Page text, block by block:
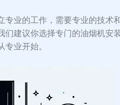
专业的工作，需要专业的技术
们建议你选择专门的油烟机安
业开始。